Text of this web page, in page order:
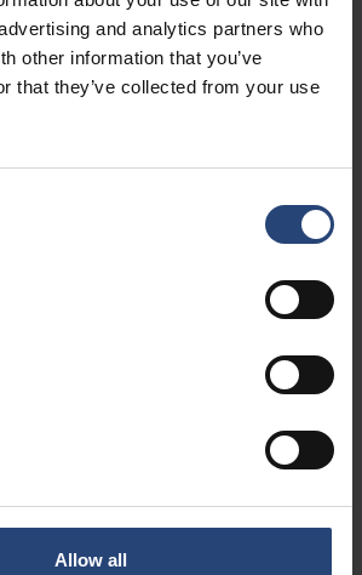
and analytics partners who
other information that you’ve
that they’ve collected from your use
Allow all
in Aktion
sind in Bezug auf Leistung
anpassen. Nachfolgend
Gewichtsreduzierung beitragen